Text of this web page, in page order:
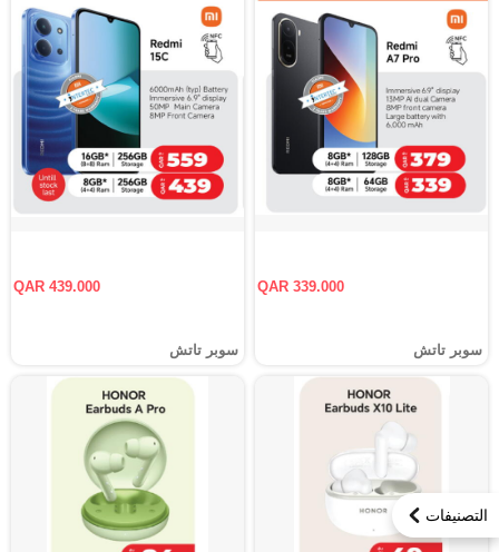
التصنيفات
QAR 339.000
سوبر تاتش
QAR 439.000
سوبر تاتش